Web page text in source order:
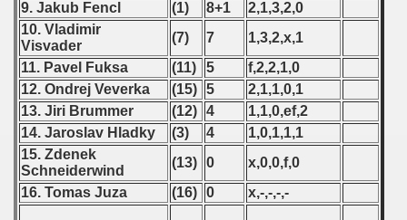
9. Jakub Fencl
(1) 8+1
2,1,3,2,0
10. Vladimir
Visvader
(7) 7
1,3,2,x,1
11. Pavel Fuksa
(11) 5
f,2,2,1,0
12. Ondrej Veverka
(15) 5
2,1,1,0,1
13. Jiri Brummer
(12) 4
1,1,0,ef,2
14. Jaroslav Hladky
(3) 4
1,0,1,1,1
15. Zdenek
Schneiderwind
(13) 0
x,0,0,f,0
16. Tomas Juza
(16) 0 x,-,-,-,-
- 1995
- 1996
- 1997
- 1998
- 1999
- 2000